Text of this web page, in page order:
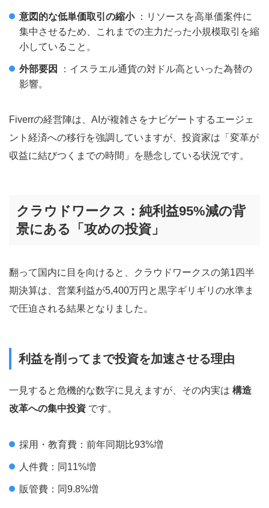
意図的な低単価取引の縮小：リソースを高単価案件に
集中させるため、これまでの主力だった小規模取引を縮
小していること。
外部要因
：イスラエル通貨の対ドル高といった為替の
影響。
Fiverrの経営陣は、AIが複雑さをナビゲートするエージェ
ント経済への移行を強調していますが、投資家は「変革が
収益に結びつくまでの時間」を懸念している状況です。
クラウドワークス：純利益95%減の背
景にある「攻めの投資」
翻って国内に目を向けると、クラウドワークスの第1四半
期決算は、営業利益が5,400万円と黒字ギリギリの水準ま
で圧迫される結果となりました。
利益を削ってまで投資を加速させる理由
一見すると危機的な数字に見えますが、その内実は 構造
改革への集中投資 です。
採用・教育費：前年同期比93%増
人件費：同11%増
販管費：同9.8%増